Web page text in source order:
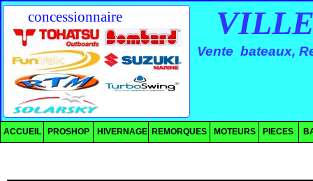
REMORQUES MOTEURS PIECES
ACCUEIL PROSHOP HIVERNAGE
concessionnaire
Vente bateaux,